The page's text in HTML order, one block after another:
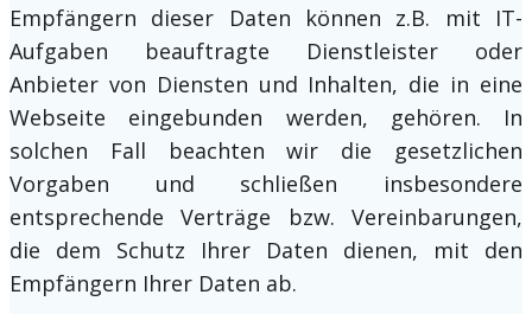
Empfängern dieser Daten können z.B. mit IT-
Aufgaben beauftragte Dienstleister oder
Anbieter von Diensten und Inhalten, die in eine
Webseite eingebunden werden, gehören. In
solchen Fall beachten wir die gesetzlichen
Vorgaben und schließen insbesondere
entsprechende Verträge bzw. Vereinbarungen,
die dem Schutz Ihrer Daten dienen, mit den
Empfängern Ihrer Daten ab.